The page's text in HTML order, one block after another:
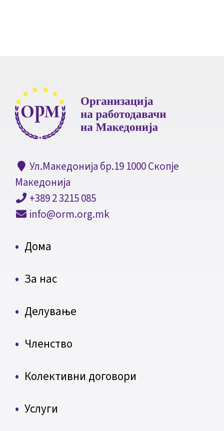
Ул.Македонија бр.19 1000 Скопје
Македонија
+389 2 3215 085
info@orm.org.mk
Дома
За нас
Делување
Членство
Колективни договори
Услуги